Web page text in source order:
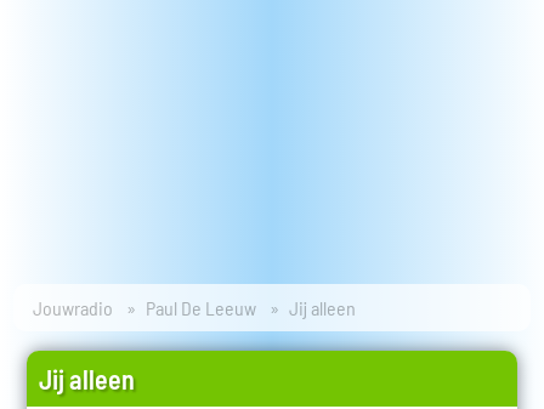
Jouwradio Paul De Leeuw Jij alleen
Jij alleen